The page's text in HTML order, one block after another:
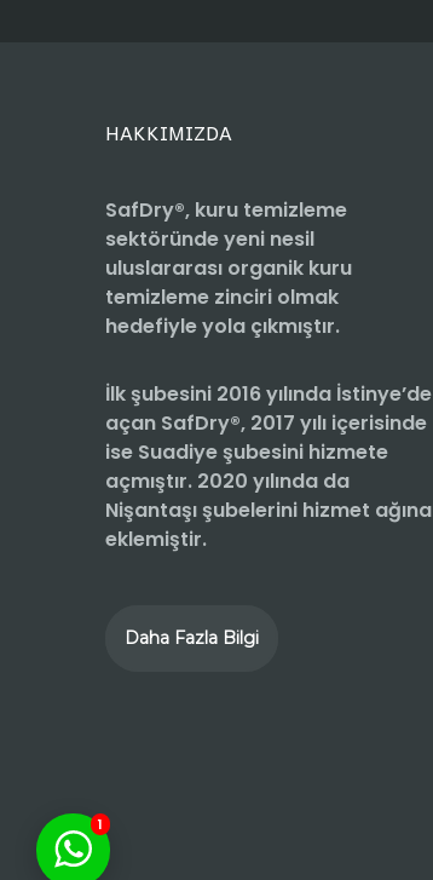
HAKKIMIZDA
SafDry®, kuru temizleme
sektöründe yeni nesil
uluslararası organik kuru
temizleme zinciri olmak
hedefiyle yola çıkmıştır.
İlk şubesini 2016 yılında İstinye’de
açan SafDry®, 2017 yılı içerisinde
ise Suadiye şubesini hizmete
açmıştır. 2020 yılında da
Nişantaşı şubelerini hizmet ağına
eklemiştir.
Daha Fazla Bilgi
1